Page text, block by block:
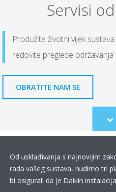
Servisi
Produžite životni vijek
redovite preglede održavanja
OBRATITE NAM SE
to
Od usklađivanja s najnovijim
rada vašeg sustava, nudimo tri
bi osigurali da je Daikin